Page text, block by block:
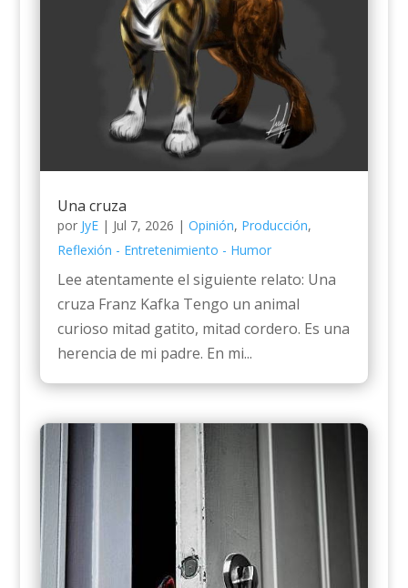
Una cruza
por JyE| Jul 7, 2026 | Opinión, Producción,
Reflexión - Entretenimiento - Humor
Lee atentamente el siguiente relato: Una
cruza Franz Kafka Tengo un animal
curioso mitad gatito, mitad cordero. Es una
herencia de mi padre. En mi...